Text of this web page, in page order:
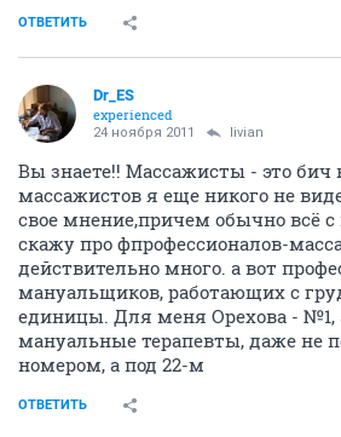
ОТВЕТИТЬ
Dr_ES
experienced
24 ноября 2011 livian
Вы знаете!! Массажисты - это бич
массажистов я еще никого не
свое мнение,причем обычно всё с
скажу про фпрофессионалов-
действительно много. а вот
мануальщиков, работающих с
единицы. Для меня Орехова -
мануальные терапевты, даже не
номером, а под 22-м
ОТВЕТИТЬ